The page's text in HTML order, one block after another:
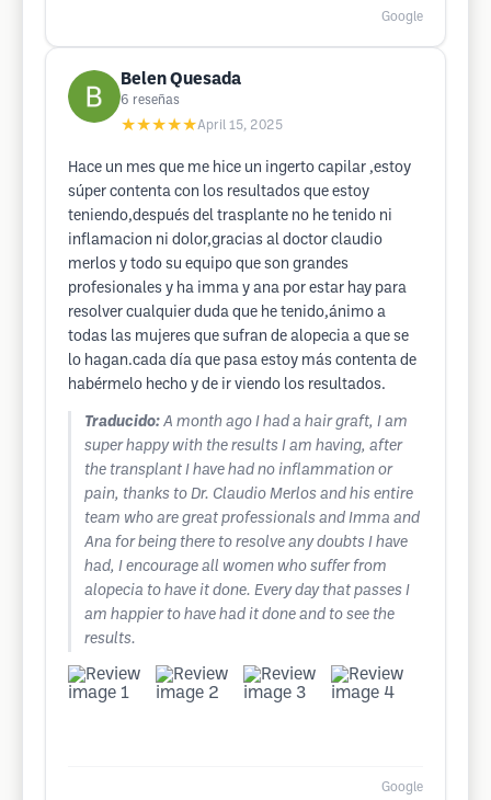
Google
Belen Quesada
6 reseñas
★★★★★April 15, 2025
Hace un mes que me hice un ingerto capilar ,estoy
súper contenta con los resultados que estoy
teniendo,después del trasplante no he tenido ni
inflamacion ni dolor,gracias al doctor claudio
merlos y todo su equipo que son grandes
profesionales y ha imma y ana por estar hay para
resolver cualquier duda que he tenido,ánimo a
todas las mujeres que sufran de alopecia a que se
lo hagan.cada día que pasa estoy más contenta de
habérmelo hecho y de ir viendo los resultados.
Traducido: A month ago I had a hair graft, I am
super happy with the results I am having, after
the transplant I have had no inflammation or
pain, thanks to Dr. Claudio Merlos and his entire
team who are great professionals and Imma and
Ana for being there to resolve any doubts I have
had, I encourage all women who suffer from
alopecia to have it done. Every day that passes I
am happier to have had it done and to see the
results.
Google